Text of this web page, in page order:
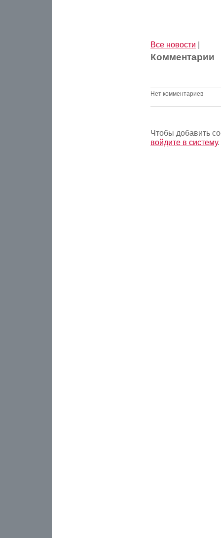
Все новости |
Комментарии
Нет комментариев
Чтобы добавить
войдите в систему.